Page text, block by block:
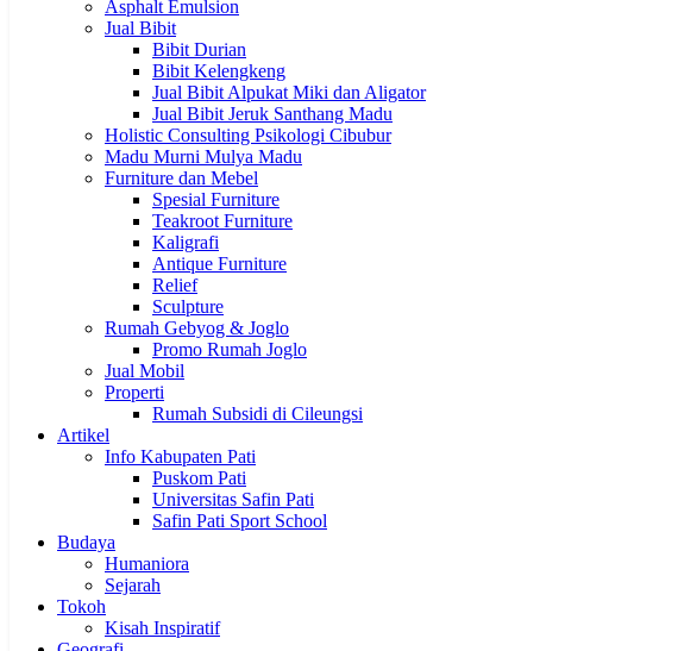
Asphalt Emulsion
Jual Bibit
Bibit Durian
Bibit Kelengkeng
Jual Bibit Alpukat Miki dan Aligator
Jual Bibit Jeruk Santhang Madu
Holistic Consulting Psikologi Cibubur
Madu Murni Mulya Madu
Furniture dan Mebel
Spesial Furniture
Teakroot Furniture
Kaligrafi
Antique Furniture
Relief
Sculpture
Rumah Gebyog & Joglo
Promo Rumah Joglo
Jual Mobil
Properti
Rumah Subsidi di Cileungsi
Artikel
Info Kabupaten Pati
Puskom Pati
Universitas Safin Pati
Safin Pati Sport School
Budaya
Humaniora
Sejarah
Tokoh
Kisah Inspiratif